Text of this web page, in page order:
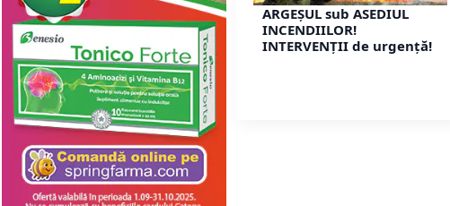
ARGEȘUL sub ASEDIUL
INCENDIILOR!
INTERVENȚII de urgență!